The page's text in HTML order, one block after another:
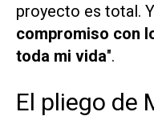
proyecto es total.
compromiso con
toda mi vida".
El pliego de